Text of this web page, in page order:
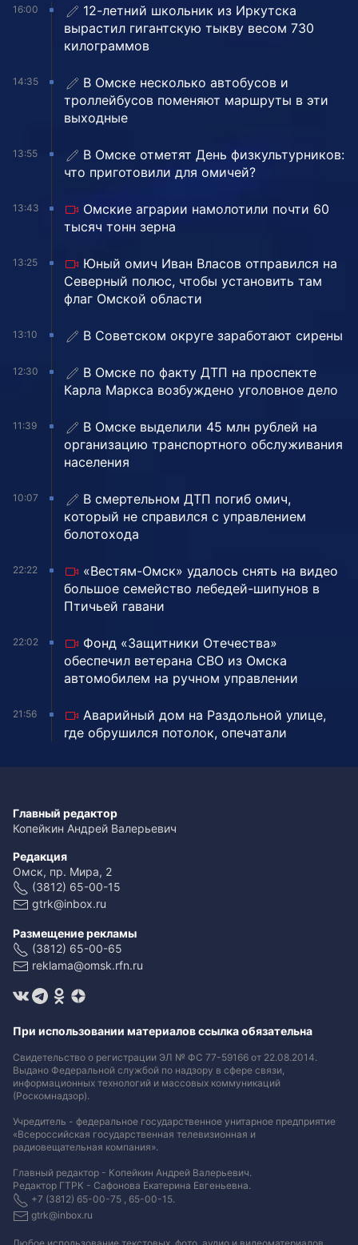
16:00
12-летний школьник из Иркутска
вырастил гигантскую тыкву весом 730
килограммов
14:35
В Омске несколько автобусов и
троллейбусов поменяют маршруты в эти
выходные
13:55
В Омске отметят День физкультурников:
что приготовили для омичей?
13:43
Омские аграрии намолотили почти 60
тысяч тонн зерна
13:25
Юный омич Иван Власов отправился на
Северный полюс, чтобы установить там
флаг Омской области
13:10 В Советском округе заработают сирены
12:30
В Омске по факту ДТП на проспекте
Карла Маркса возбуждено уголовное дело
11:39
В Омске выделили 45 млн рублей на
организацию транспортного обслуживания
населения
10:07
В смертельном ДТП погиб омич,
который не справился с управлением
болотохода
22:22
«Вестям-Омск» удалось снять на видео
большое семейство лебедей-шипунов в
Птичьей гавани
22:02
Фонд «Защитники Отечества»
обеспечил ветерана СВО из Омска
автомобилем на ручном управлении
21:56
Аварийный дом на Раздольной улице,
где обрушился потолок, опечатали
Главный редактор
Копейкин Андрей Валерьевич
Редакция
Омск, пр. Мира, 2
(3812) 65-00-15
gtrk@inbox.ru
Размещение рекламы
(3812) 65-00-65
reklama@omsk.rfn.ru
При использовании материалов ссылка обязательна
Свидетельство о регистрации ЭЛ № ФС 77-59166 от 22.08.2014.
Выдано Федеральной службой по надзору в сфере связи,
информационных технологий и массовых коммуникаций
(Роскомнадзор).
Учредитель - федеральное государственное унитарное предприятие
«Всероссийская государственная телевизионная и
радиовещательная компания».
Главный редактор - Копейкин Андрей Валерьевич.
Редактор ГТРК - Сафонова Екатерина Евгеньевна.
+7 (3812) 65-00-75 , 65-00-15.
gtrk@inbox.ru